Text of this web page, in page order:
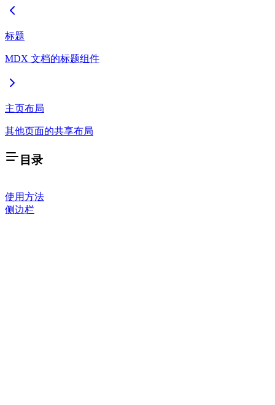
标题
MDX 文档的标题组件
主页布局
其他页面的共享布局
目录
使用方法
侧边栏